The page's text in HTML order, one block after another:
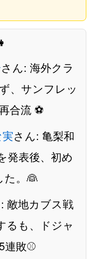
さん: 海外クラ
、サンフレッ
合流 ⚽️
さん: 亀梨和
発表後、初め
た。👰
敵地カブス戦
るも、ドジャ
敗⚾️